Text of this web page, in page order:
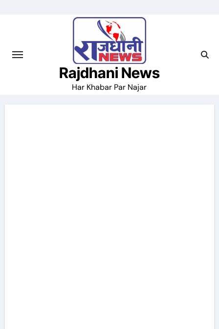
Rajdhani News
Har Khabar Par Najar